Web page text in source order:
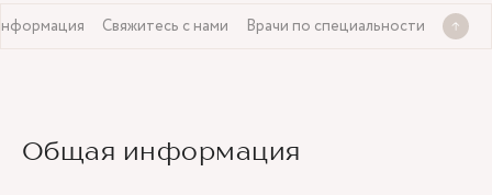
Свяжитесь с нами Врачи по специальности
Общая информация